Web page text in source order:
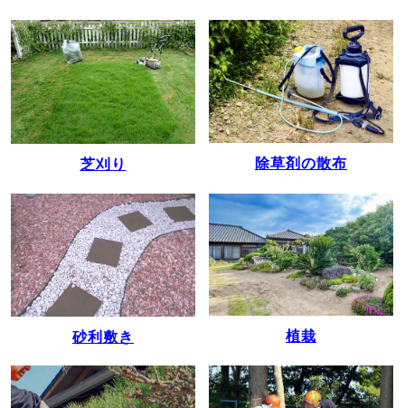
芝刈り 除草剤の散布
砂利敷き 植栽